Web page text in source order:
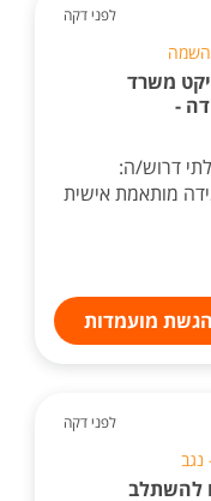
לפני דקה
משרד
-
דרוש/ה:
ספר לתוכנית 720 ללמידה מותאמת אישית
הגשת מועמדות
לפני דקה
נגב
להשתלב